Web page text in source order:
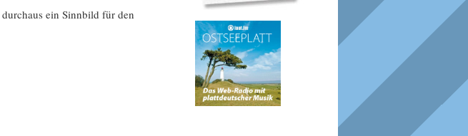
durchaus ein Sinnbild für den